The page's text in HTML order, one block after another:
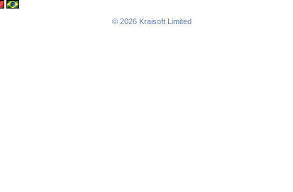
© 2026 Kraisoft Limited